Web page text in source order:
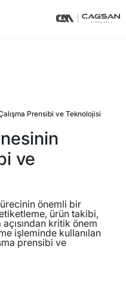
Prensibi ve Teknolojisi
ve
önemli bir
ürün takibi,
kritik önem
işleminde kullanılan
prensibi ve